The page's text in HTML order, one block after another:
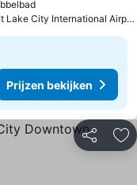
Prijzen bekijken
Lake City International
Prijzen bekijken
Delen